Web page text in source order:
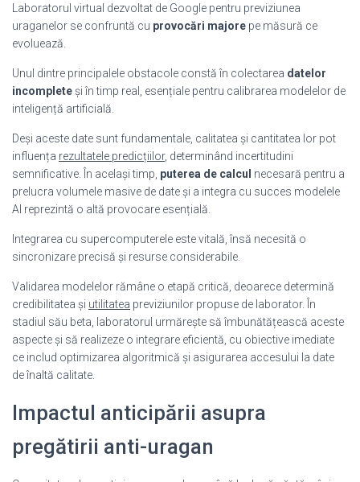
Laboratorul virtual dezvoltat de Google pentru previziunea
uraganelor se confruntă cu provocări majore pe măsură ce
evoluează.
Unul dintre principalele obstacole constă în colectarea datelor
incompleteși în timp real, esențiale pentru calibrarea modelelor de
inteligență artificială.
Deși aceste date sunt fundamentale, calitatea și cantitatea lor pot
influența rezultatele predicțiilor, determinând incertitudini
semnificative. În același timp, puterea de calcul necesară pentru a
prelucra volumele masive de date și a integra cu succes modelele
AI reprezintă o altă provocare esențială.
Integrarea cu supercomputerele este vitală, însă necesită o
sincronizare precisă și resurse considerabile.
Validarea modelelor rămâne o etapă critică, deoarece determină
credibilitatea și utilitatea previziunilor propuse de laborator. În
stadiul său beta, laboratorul urmărește să îmbunătățească aceste
aspecte și să realizeze o integrare eficientă, cu obiective imediate
ce includ optimizarea algoritmică și asigurarea accesului la date
de înaltă calitate.
Impactul anticipării asupra
pregătirii anti-uragan